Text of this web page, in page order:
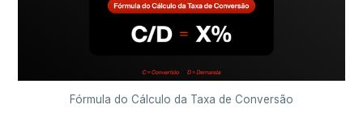
Fórmula do Cálculo da Taxa de Conversão